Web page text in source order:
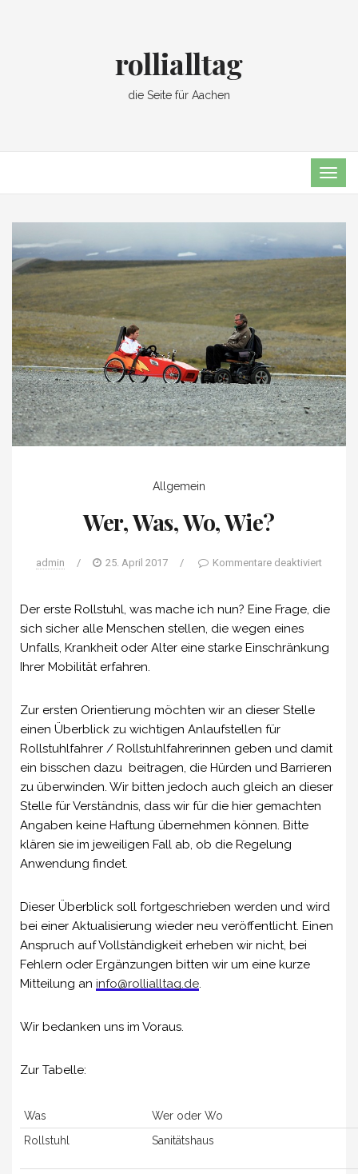
rollialltag
die Seite für Aachen
Allgemein
Wer, Was, Wo, Wie?
admin / 25. April 2017 / Kommentare deaktiviert
Der erste Rollstuhl, was mache ich nun? Eine Frage, die
sich sicher alle Menschen stellen, die wegen eines
Unfalls, Krankheit oder Alter eine starke Einschränkung
Ihrer Mobilität erfahren.
Zur ersten Orientierung möchten wir an dieser Stelle
einen Überblick zu wichtigen Anlaufstellen für
Rollstuhlfahrer / Rollstuhlfahrerinnen geben und damit
ein bisschen dazu beitragen, die Hürden und Barrieren
zu überwinden. Wir bitten jedoch auch gleich an dieser
Stelle für Verständnis, dass wir für die hier gemachten
Angaben keine Haftung übernehmen können. Bitte
klären sie im jeweiligen Fall ab, ob die Regelung
Anwendung findet.
Dieser Überblick soll fortgeschrieben werden und wird
bei einer Aktualisierung wieder neu veröffentlicht. Einen
Anspruch auf Vollständigkeit erheben wir nicht, bei
Fehlern oder Ergänzungen bitten wir um eine kurze
Mitteilung an info@rollialltag.de
Wir bedanken uns im Voraus.
Zur Tabelle:
Was
Wer oder Wo
Rollstuhl
Sanitätshaus